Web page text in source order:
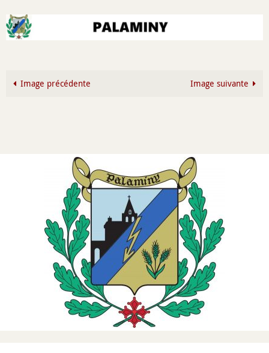
Image précédente Image suivante